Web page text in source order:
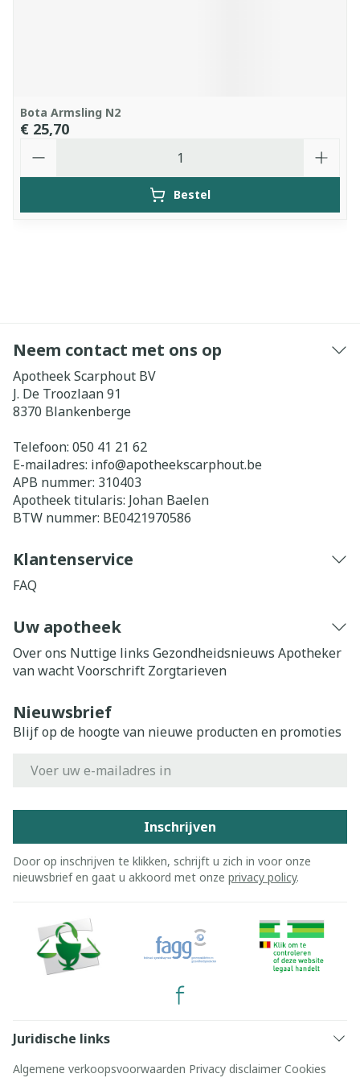
Bota Armsling N2
€ 25,70
Bestel
Neem contact met ons op
Apotheek Scarphout BV
J. De Troozlaan 91
8370 Blankenberge
Telefoon: 050 41 21 62
E-mailadres: info@apotheekscarphout.be
APB nummer: 310403
Apotheek titularis: Johan Baelen
BTW nummer: BE0421970586
Klantenservice
FAQ
Uw apotheek
Over ons Nuttige links Gezondheidsnieuws Apotheker
van wachtVoorschrift Zorgtarieven
Nieuwsbrief
Blijf op de hoogte van nieuwe producten en promoties
Inschrijven
Door op inschrijven te klikken, schrijft u zich in voor onze
nieuwsbrief en gaat u akkoord met onze privacy policy.
Juridische links
Algemene verkoopsvoorwaarden Privacy disclaimer Cookies